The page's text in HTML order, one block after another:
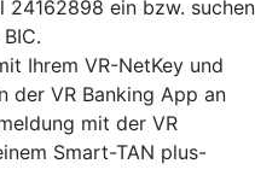
24162898 ein bzw. suchen
Ihrem VR-NetKey und
der VR Banking App an
mit der VR
Smart-TAN plus-